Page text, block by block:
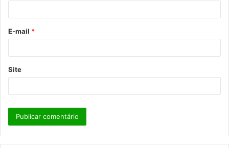
*
E-mail *
Site